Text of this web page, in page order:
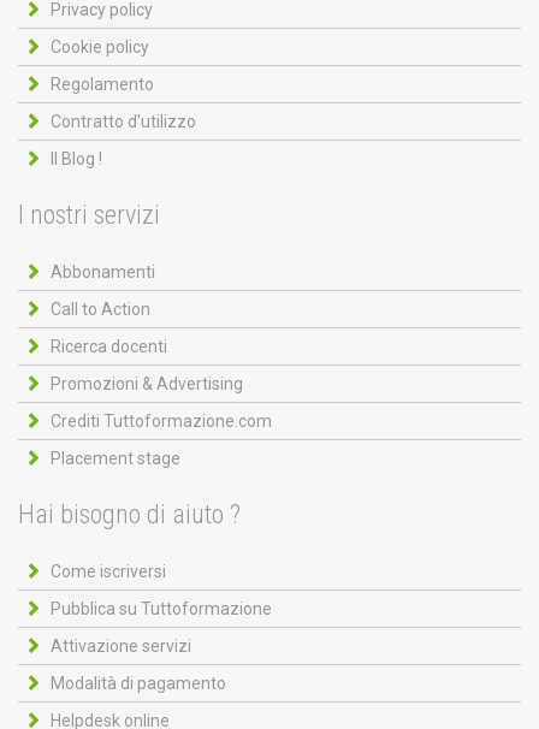
Privacy policy
Cookie policy
Regolamento
Contratto d'utilizzo
Il Blog !
I nostri servizi
Abbonamenti
Call to Action
Ricerca docenti
Promozioni & Advertising
Crediti Tuttoformazione.com
Placement stage
Hai bisogno di aiuto ?
Come iscriversi
Pubblica su Tuttoformazione
Attivazione servizi
Modalità di pagamento
Helpdesk online